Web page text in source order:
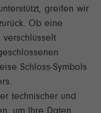
greifen wir
Ob eine
Schloss-Symbols
technischer und